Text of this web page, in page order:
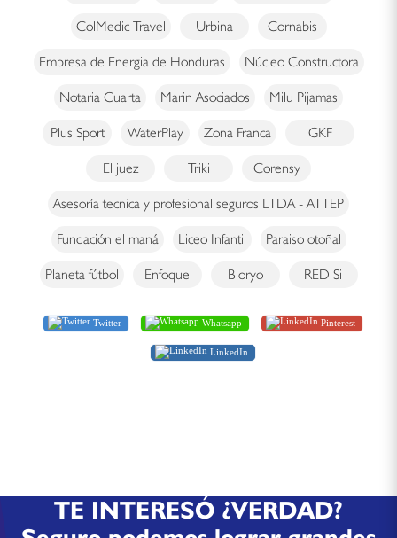
ColMedic Travel Urbina Cornabis
Empresa de Energia de Honduras Núcleo Constructora
Notaria Cuarta Marin Asociados Milu Pijamas
Plus Sport WaterPlay Zona Franca GKF
El juez Triki Corensy
Asesoría tecnica y profesional seguros LTDA - ATTEP
Fundación el maná Liceo Infantil Paraiso otoñal
Planeta fútbol Enfoque Bioryo RED Si
Twitter Whatsapp Pinterest
LinkedIn
TE INTERESÓ ¿VERDAD?